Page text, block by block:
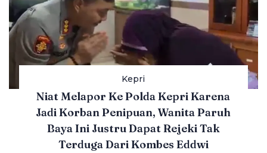
Kepri
Niat Melapor Ke Polda Kepri Karena
Jadi Korban Penipuan, Wanita Paruh
Baya Ini Justru Dapat Rejeki Tak
Terduga Dari Kombes Eddwi